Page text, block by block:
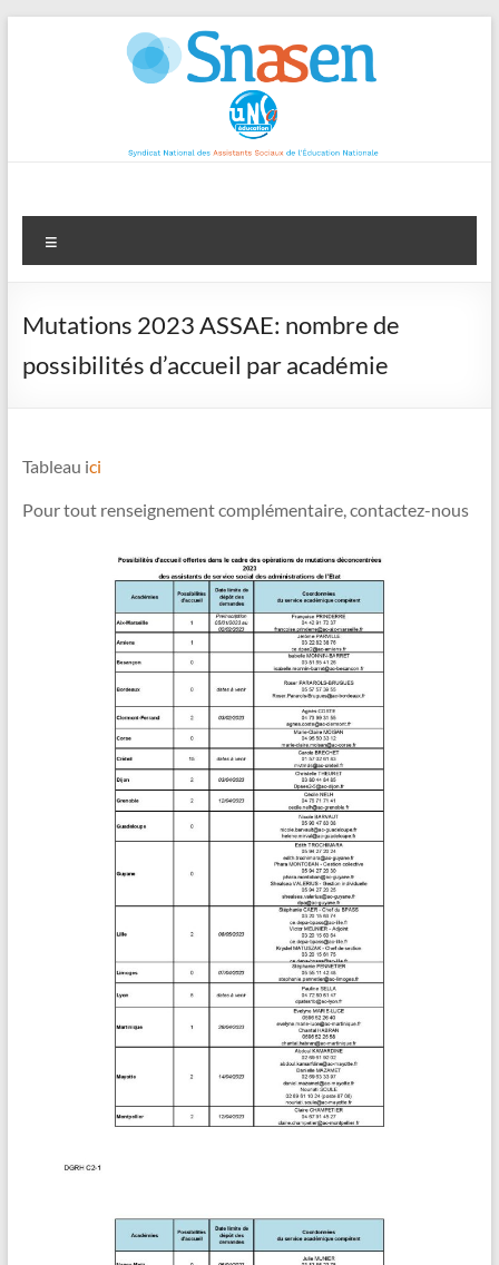
Mutations 2023 ASSAE: nombre de
possibilités d’accueil par académie
Tableau ici
Pour tout renseignement complémentaire, contactez-nous